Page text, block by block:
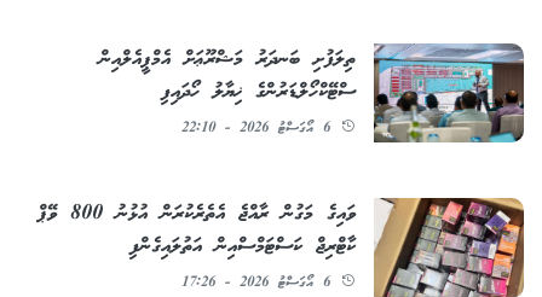
ތިލަފުށި ބަނދަރު މަޝްރޫޢަށް އެމްޕީއެލްއިން
ސްޓޭކްހޯލްޑަރުންގެ ޚިޔާލު ހޯދައިފި
6 އޯގަސްޓު 2026 - 22:10
ވައިގެ މަގުން ރާއްޖެ އެތެރެކުރަން އުޅުނު 800 ވޭޕް
ކާޓްރިޖް ކަސްޓަމްސްއިން އަތުލައިގެންފި
6 އޯގަސްޓު 2026 - 17:26